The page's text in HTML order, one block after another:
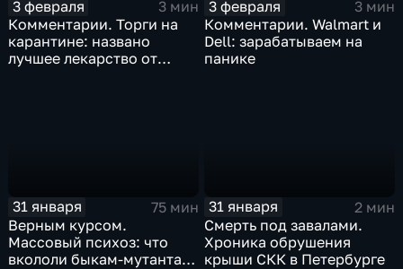
3 февраля
3 мин
Комментарии. Торги на
карантине: названо
лучшее лекарство от
3 февраля
3 мин
Комментарии. Walmart и
Dell: зарабатываем на
панике
31 января
75 мин
Верным курсом.
Массовый психоз: что
вкололи быкам-мутантам,
31 января
2 мин
Смерть под завалами.
Хроника обрушения
крыши СКК в Петербурге